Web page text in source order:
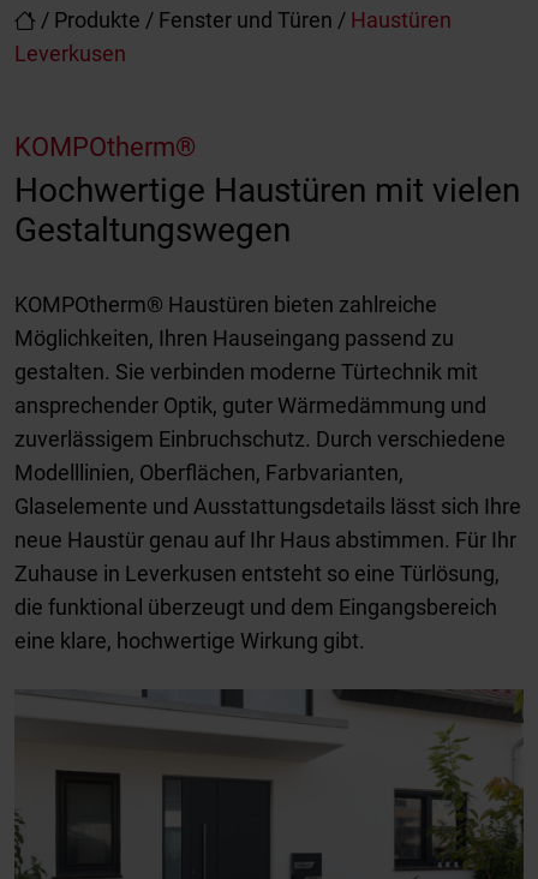
/ Produkte / Fenster und Türen / Haustüren
Leverkusen
KOMPOtherm®
Hochwertige Haustüren mit vielen
Gestaltungswegen
KOMPOtherm® Haustüren bieten zahlreiche
Möglichkeiten, Ihren Hauseingang passend zu
gestalten. Sie verbinden moderne Türtechnik mit
ansprechender Optik, guter Wärmedämmung und
zuverlässigem Einbruchschutz. Durch verschiedene
Modelllinien, Oberflächen, Farbvarianten,
Glaselemente und Ausstattungsdetails lässt sich Ihre
neue Haustür genau auf Ihr Haus abstimmen. Für Ihr
Zuhause in Leverkusen entsteht so eine Türlösung,
die funktional überzeugt und dem Eingangsbereich
eine klare, hochwertige Wirkung gibt.